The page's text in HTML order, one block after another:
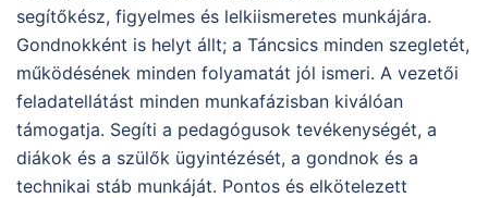
segítőkész, figyelmes és lelkiismeretes munkájára.
Gondnokként is helyt állt; a Táncsics minden szegletét,
működésének minden folyamatát jól ismeri. A vezetői
feladatellátást minden munkafázisban kiválóan
támogatja. Segíti a pedagógusok tevékenységét, a
diákok és a szülők ügyintézését, a gondnok és a
technikai stáb munkáját. Pontos és elkötelezett